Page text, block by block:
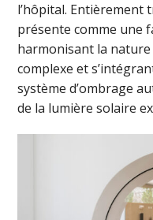
l’hôpital. Entièrement
présente comme une
harmonisant la
complexe et
système d’ombrage
de la lumière solaire